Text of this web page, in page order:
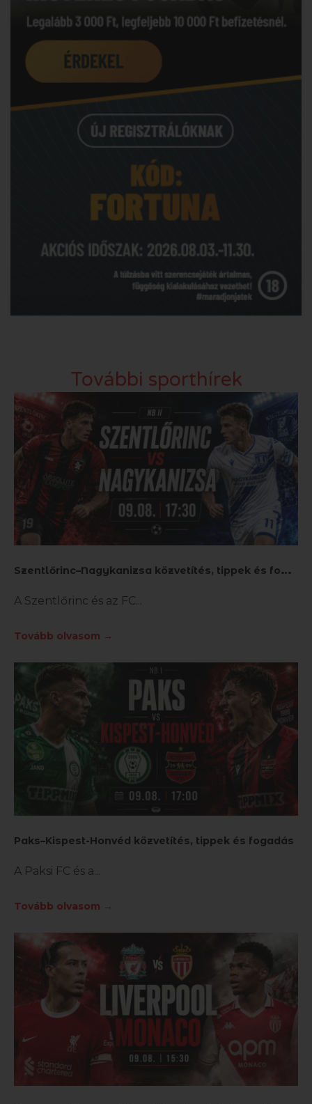
További sporthírek
S
zentlőrinc–Nagykanizsa közvetítés, tippek és fogadás
A Szentlőrinc és az FC
Tovább olvasom →
Paks–Kispest-Honvéd közvetítés, tippek és fogadás
A Paksi FC és a
Tovább olvasom →